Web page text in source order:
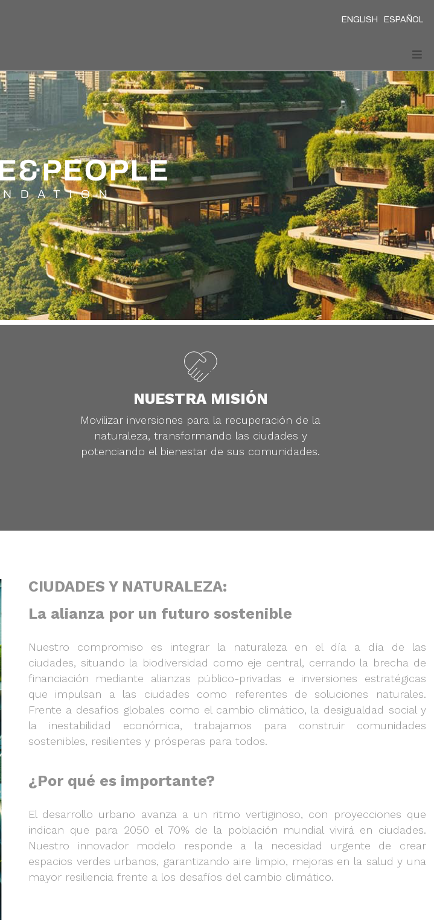
ENGLISH ESPAÑOL
NUESTRA MISIÓN
Movilizar inversiones para la recuperación de la
naturaleza, transformando las ciudades y
potenciando el bienestar de sus comunidades.
CIUDADES Y NATURALEZA:
La alianza por un futuro sostenible
Nuestro compromiso es integrar la naturaleza en el día a día de las
ciudades, situando la biodiversidad como eje central, cerrando la brecha de
financiación mediante alianzas público-privadas e inversiones estratégicas
que impulsan a las ciudades como referentes de soluciones naturales.
Frente a desafíos globales como el cambio climático, la desigualdad social y
la inestabilidad económica, trabajamos para construir comunidades
sostenibles, resilientes y prósperas para todos.
¿Por qué es importante?
El desarrollo urbano avanza a un ritmo vertiginoso, con proyecciones que
indican que para 2050 el 70% de la población mundial vivirá en ciudades.
Nuestro innovador modelo responde a la necesidad urgente de crear
espacios verdes urbanos, garantizando aire limpio, mejoras en la salud y una
mayor resiliencia frente a los desafíos del cambio climático.